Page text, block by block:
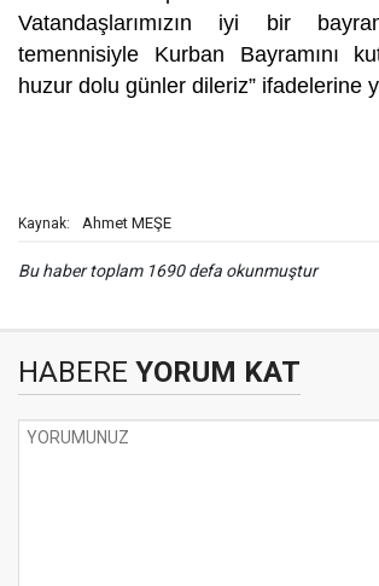
Vatandaşlarımızın iyi bir
temennisiyle Kurban Bayramını
huzur dolu günler dileriz” ifadelerine
Kaynak: Ahmet MEŞE
Bu haber toplam 1690 defa okunmuştur
HABERE YORUM KAT